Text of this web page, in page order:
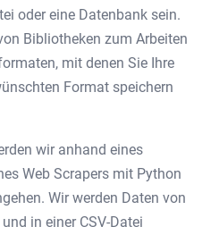
oder eine Datenbank sein.
Bibliotheken zum Arbeiten
mit denen Sie Ihre
Format speichern
wir anhand eines
Web Scrapers mit Python
Wir werden Daten von
in einer CSV-Datei